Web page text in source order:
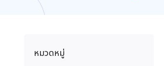
หมวดหมู่